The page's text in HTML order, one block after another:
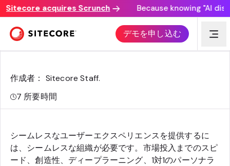
acquires Scrunch Because knowing "AI
デモを申し込む
デジタルエクスペリエンス組織の開発
作成者： Sitecore Staff.
7 所要時間
シームレスなユーザーエクスペリエンスを提供するに
は、シームレスな組織が必要です。市場投入までのスピ
ード、創造性、ディープラーニング、1対1のパーソナラ